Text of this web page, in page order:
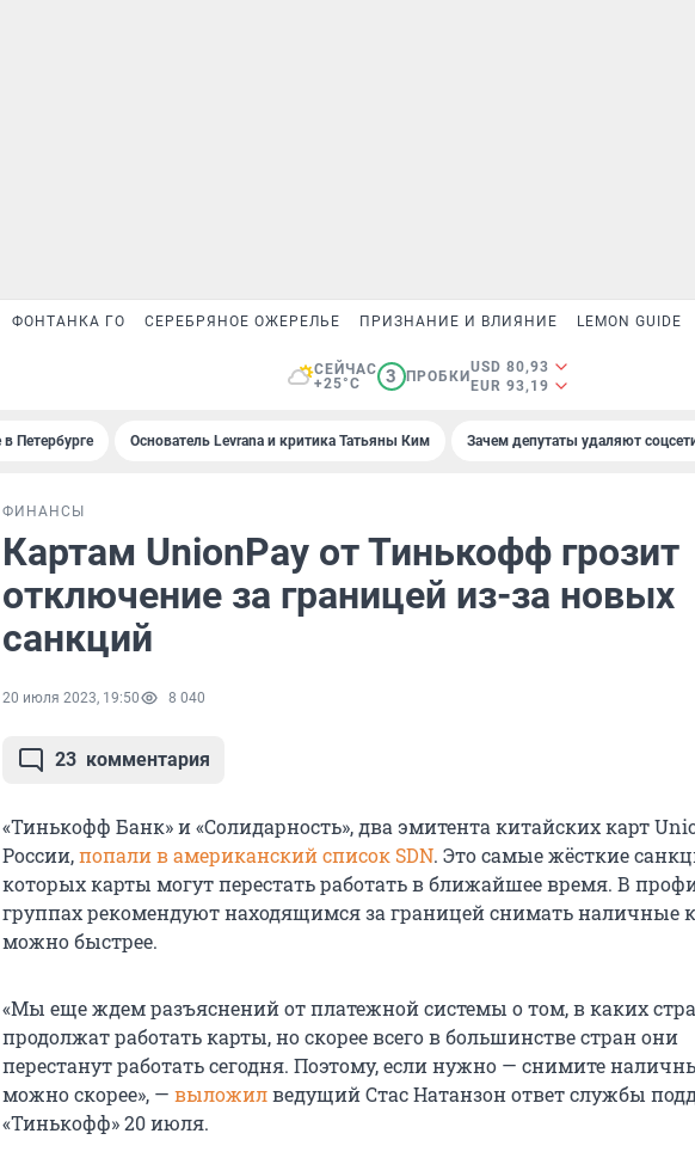
ФОНТАНКА ГО СЕРЕБРЯНОЕ ОЖЕРЕЛЬЕ ПРИЗНАНИЕ И ВЛИЯНИЕ LEMON GUIDE
СЕЙЧАС
+25°C
3 ПРОБКИ
USD 80,93
EUR 93,19
Петербурге Основатель Levrana и критика Татьяны Ким Зачем депутаты удаляют
ФИНАНСЫ
Картам UnionPay от Тинькофф грозит
отключение за границей из-за новых
санкций
20 июля 2023, 19:50 8 040
23 комментария
«Тинькофф Банк» и «Солидарность», два эмитента китайских карт
России,попали в американский список SDN. Это самые жёсткие
которых карты могут перестать работать в ближайшее время. В
группах рекомендуют находящимся за границей снимать наличные
можно быстрее.
«Мы еще ждем разъяснений от платежной системы о том, в каких
продолжат работать карты, но скорее всего в большинстве стран они
перестанут работать сегодня. Поэтому, если нужно — снимите
можно скорее», — выложилведущий Стас Натанзон ответ службы
«Тинькофф» 20 июля.